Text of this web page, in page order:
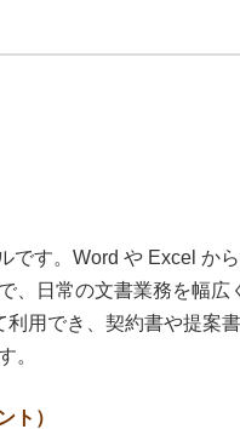
です。Word や Excel か
、日常の文書業務を幅広
用でき、契約書や提案書
。
ト）